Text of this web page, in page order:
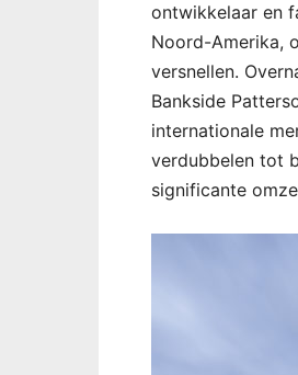
ontwikkelaar en
Noord-Amerika,
versnellen.
Bankside
internationale
verdubbelen tot
significante